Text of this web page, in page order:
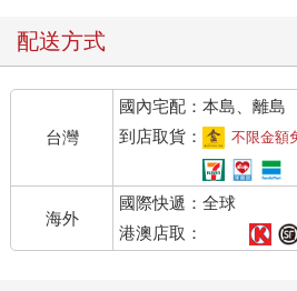
配送方式
台灣
國內宅配：本島、離島
到店取貨：
不限金額
海外
國際快遞：全球
港澳店取：